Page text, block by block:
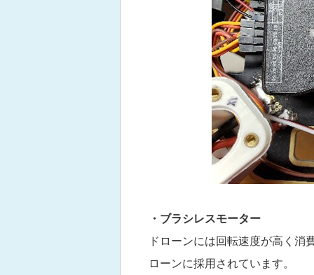
・ブラシレスモーター
ドローンには回転速度が高く消
ローンに採用されています。